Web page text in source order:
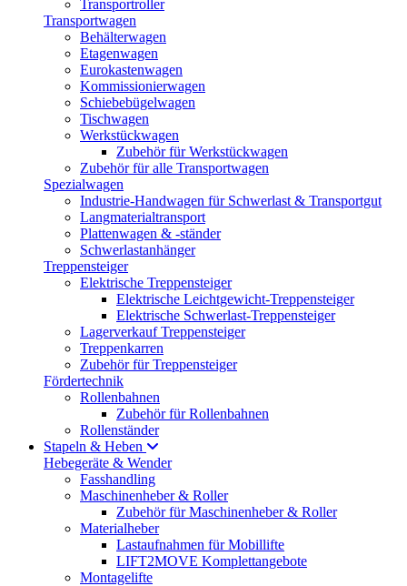
Transportroller
Transportwagen
Behälterwagen
Etagenwagen
Eurokastenwagen
Kommissionierwagen
Schiebebügelwagen
Tischwagen
Werkstückwagen
Zubehör für Werkstückwagen
Zubehör für alle Transportwagen
Spezialwagen
Industrie-Handwagen für Schwerlast & Transportgut
Langmaterialtransport
Plattenwagen & -ständer
Schwerlastanhänger
Treppensteiger
Elektrische Treppensteiger
Elektrische Leichtgewicht-Treppensteiger
Elektrische Schwerlast-Treppensteiger
Lagerverkauf Treppensteiger
Treppenkarren
Zubehör für Treppensteiger
Fördertechnik
Rollenbahnen
Zubehör für Rollenbahnen
Rollenständer
Stapeln & Heben
Hebegeräte & Wender
Fasshandling
Maschinenheber & Roller
Zubehör für Maschinenheber & Roller
Materialheber
Lastaufnahmen für Mobillifte
LIFT2MOVE Komplettangebote
Montagelifte